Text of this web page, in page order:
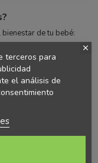
de tu bebé:
terceros para
el análisis de